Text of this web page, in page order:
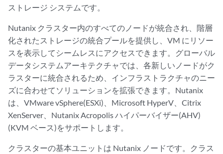
ストレージ システムです。
Nutanix クラスター内のすべてのノードが統合され、階層
化されたストレージの統合プールを提供し、VM にリソー
スを表示してシームレスにアクセスできます。グローバル
データシステムアーキテクチャでは、各新しいノードがク
ラスターに統合されるため、インフラストラクチャのニー
ズに合わせてソリューションを拡張できます。Nutanix
は、VMware vSphere(ESXi)、Microsoft HyperV、Citrix
XenServer、Nutanix Acropolis ハイパーバイザー(AHV)
(KVM ベース)をサポートします。
クラスターの基本ユニットは Nutanix ノードです。クラス